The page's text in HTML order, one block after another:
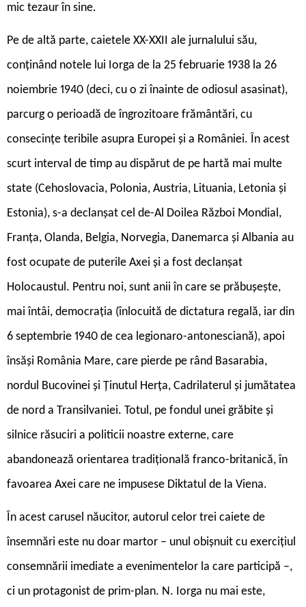
mic tezaur în sine.
Pe de altă parte, caietele XX-XXII ale jurnalului său,
conținând notele lui Iorga de la 25 februarie 1938 la 26
noiembrie 1940 (deci, cu o zi înainte de odiosul asasinat),
parcurg o perioadă de îngrozitoare frământări, cu
consecințe teribile asupra Europei și a României. În acest
scurt interval de timp au dispărut de pe hartă mai multe
state (Cehoslovacia, Polonia, Austria, Lituania, Letonia și
Estonia), s-a declanșat cel de-Al Doilea Război Mondial,
Franța, Olanda, Belgia, Norvegia, Danemarca și Albania au
fost ocupate de puterile Axei și a fost declanșat
Holocaustul. Pentru noi, sunt anii în care se prăbușește,
mai întâi, democrația (înlocuită de dictatura regală, iar din
6 septembrie 1940 de cea legionaro-antonesciană), apoi
însăși România Mare, care pierde pe rând Basarabia,
nordul Bucovinei și Ținutul Herța, Cadrilaterul și jumătatea
de nord a Transilvaniei. Totul, pe fondul unei grăbite și
silnice răsuciri a politicii noastre externe, care
abandonează orientarea tradițională franco-britanică, în
favoarea Axei care ne impusese Diktatul de la Viena.
În acest carusel năucitor, autorul celor trei caiete de
însemnări este nu doar martor – unul obișnuit cu exercițiul
consemnării imediate a evenimentelor la care participă –,
ci un protagonist de prim-plan. N. Iorga nu mai este,